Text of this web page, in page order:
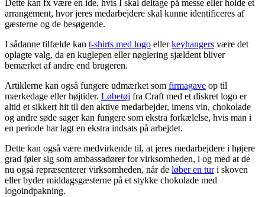
Dette kan fx være en ide, hvis I skal deltage på messe eller holde et
arrangement, hvor jeres medarbejdere skal kunne identificeres af
gæsterne og de besøgende.
I sådanne tilfælde kan t-shirts med logo ellerkeyhangers være det
oplagte valg, da en kuglepen eller nøglering sjældent bliver
bemærket af andre end brugeren.
Artiklerne kan også fungere udmærket som firmagave op til
mærkedage eller højtider. Løbetøj fra Craft med et diskret logo er
altid et sikkert hit til den aktive medarbejder, imens vin, chokolade
og andre søde sager kan fungere som ekstra forkælelse, hvis man i
en periode har lagt en ekstra indsats på arbejdet.
Dette kan også være medvirkende til, at jeres medarbejdere i højere
grad føler sig som ambassadører for virksomheden, i og med at de
nu også repræsenterer virksomheden, når de løber en turi skoven
eller byder middagsgæsterne på et stykke chokolade med
logoindpakning.